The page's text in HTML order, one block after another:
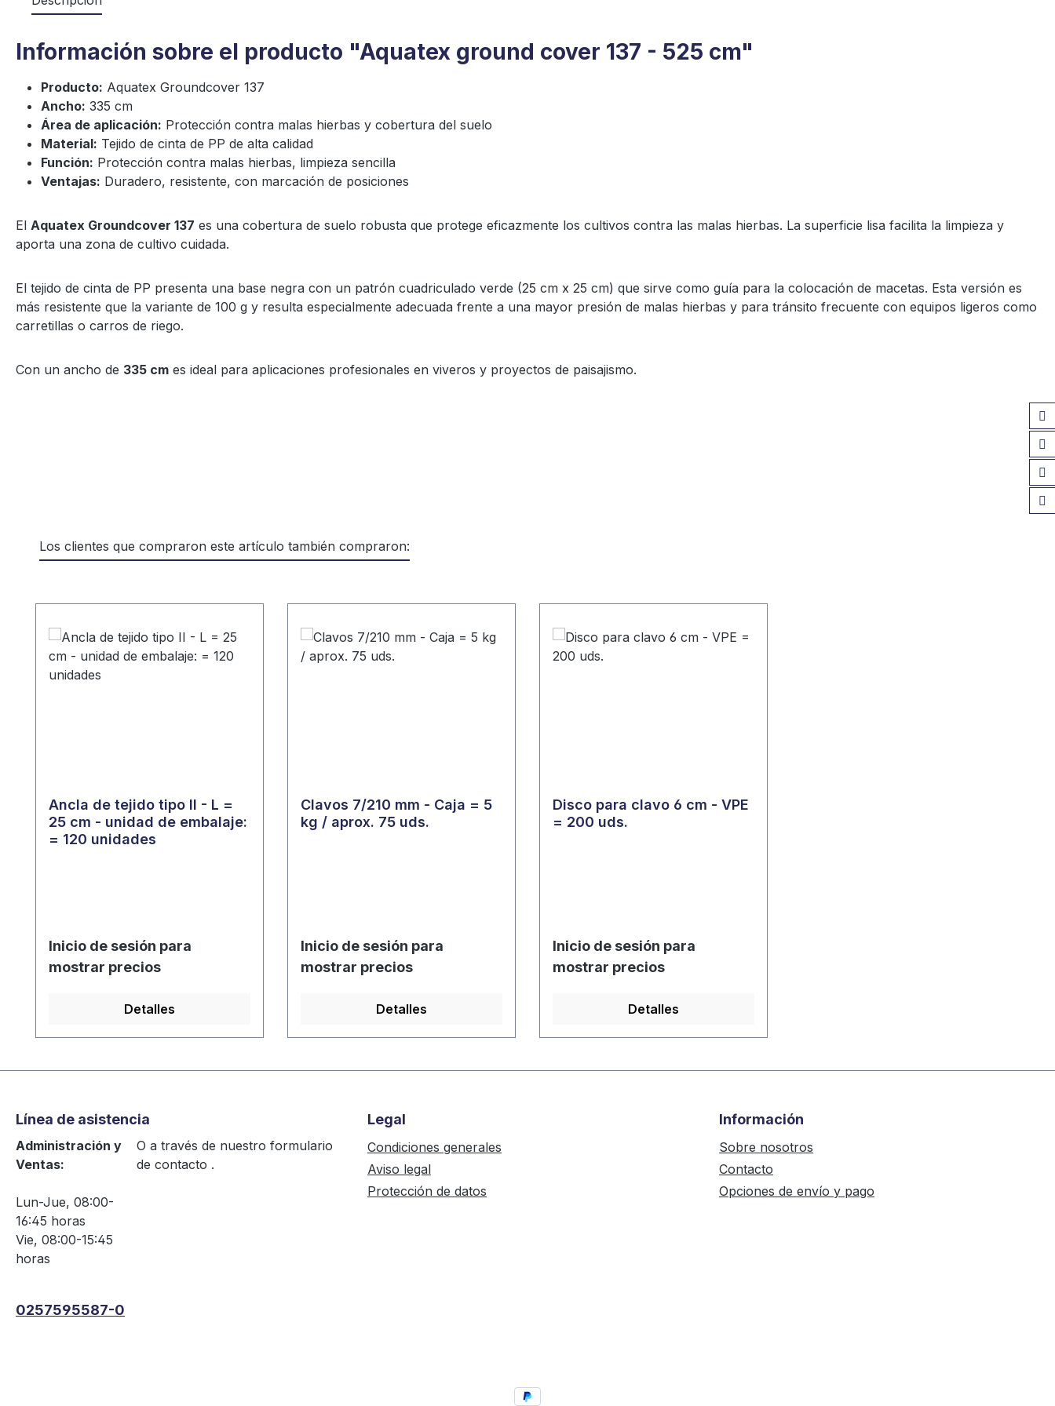
Información sobre el producto "Aquatex ground cover 137 - 525 cm"
Producto: Aquatex Groundcover 137
Ancho: 335 cm
Área de aplicación: Protección contra malas hierbas y cobertura del suelo
Material: Tejido de cinta de PP de alta calidad
Función: Protección contra malas hierbas, limpieza sencilla
Ventajas: Duradero, resistente, con marcación de posiciones
El Aquatex Groundcover 137 es una cobertura de suelo robusta que protege eficazmente los cultivos contra las malas hierbas. La superficie lisa facilita la limpieza y
aporta una zona de cultivo cuidada.
El tejido de cinta de PP presenta una base negra con un patrón cuadriculado verde (25 cm x 25 cm) que sirve como guía para la colocación de macetas. Esta versión es
más resistente que la variante de 100 g y resulta especialmente adecuada frente a una mayor presión de malas hierbas y para tránsito frecuente con equipos ligeros como
carretillas o carros de riego.
Con un ancho de 335 cm es ideal para aplicaciones profesionales en viveros y proyectos de paisajismo.
Los clientes que compraron este artículo también compraron:
Ancla de tejido tipo II - L =
25 cm - unidad de embalaje:
= 120 unidades
Inicio de sesión para
mostrar precios
Detalles
Clavos 7/210 mm - Caja = 5
kg / aprox. 75 uds.
Inicio de sesión para
mostrar precios
Detalles
Disco para clavo 6 cm - VPE
= 200 uds.
Inicio de sesión para
mostrar precios
Detalles
Línea de asistencia
Administración y
Ventas:
Lun-Jue, 08:00-
16:45 horas
Vie, 08:00-15:45
horas
0257595587-0
O a través de nuestro formulario
de contacto .
Legal
Condiciones generales
Aviso legal
Protección de datos
Información
Sobre nosotros
Contacto
Opciones de envío y pago